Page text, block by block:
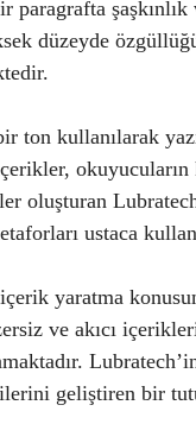
paragrafta
düzeyde
ton kullanılarak
okuyucuların
oluşturan
ustaca
yaratma
ve akıcı
geliştiren bir